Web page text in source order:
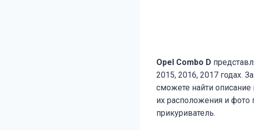
Opel Combo D
2015, 2016, 2017 годах.
сможете найти описание
их расположения и
прикуриватель.